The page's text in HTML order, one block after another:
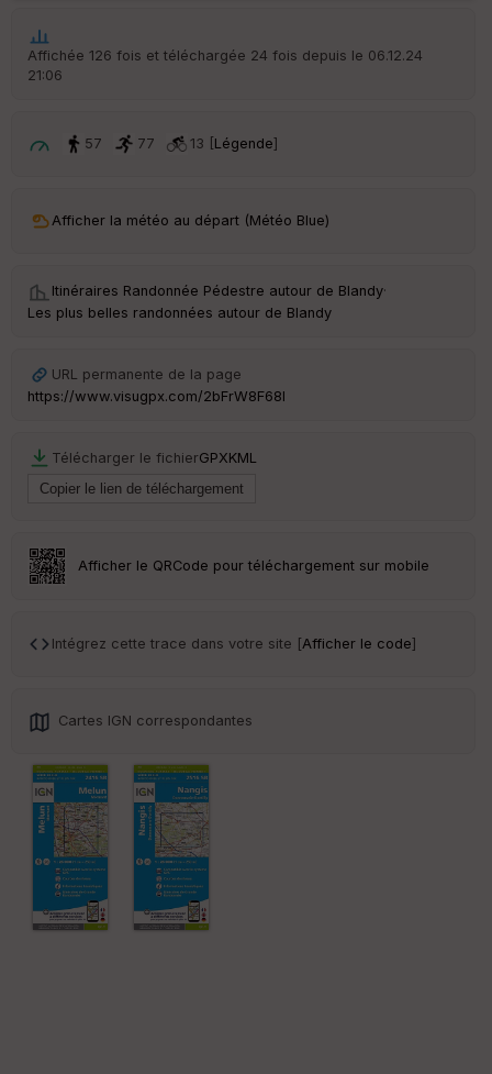
Affichée 126 fois et téléchargée 24 fois depuis le 06.12.24
21:06
57 77 13 [Légende]
Afficher la météo au départ (Météo Blue)
Itinéraires Randonnée Pédestre autour de Blandy·
Les plus belles randonnées autour de Blandy
URL permanente de la page
https://www.visugpx.com/2bFrW8F68I
Télécharger le fichierGPXKML
Afficher le QRCode pour téléchargement sur mobile
Intégrez cette trace dans votre site [Afficher le code]
Cartes IGN correspondantes